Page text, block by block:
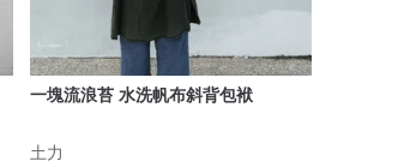
一塊流浪苔 水洗帆布斜背包袱
土力